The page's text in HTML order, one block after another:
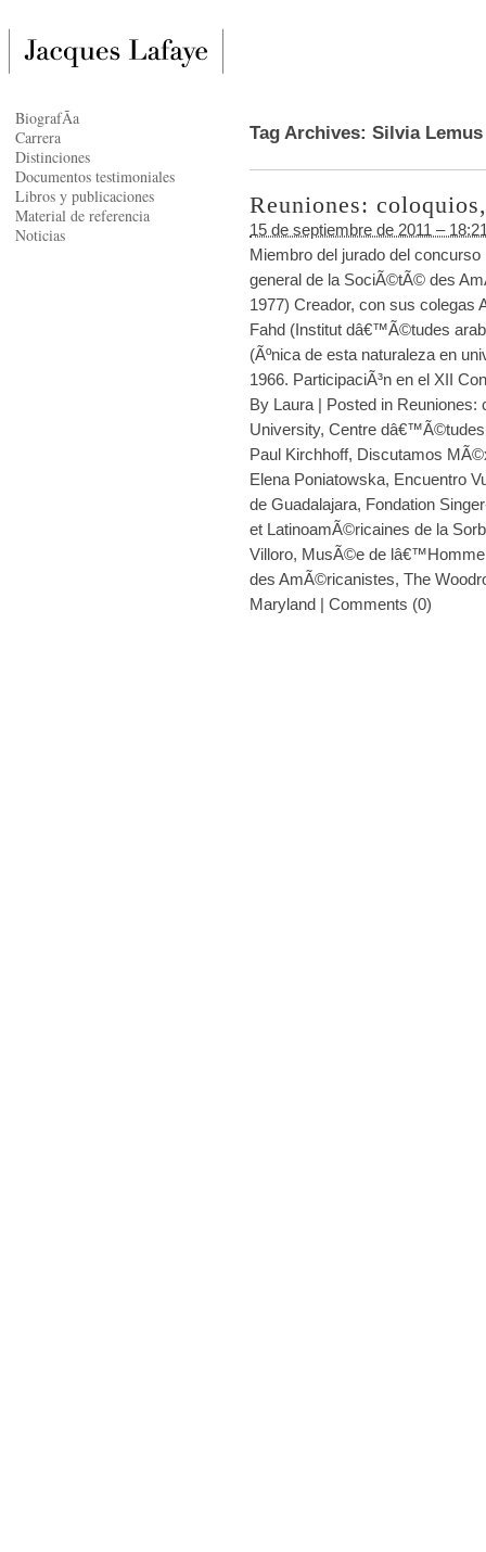
Tag Archives: Silvia Lemus
Reuniones:
15 de septiembre de 2011 –
Miembro del jurado del
general de la SociÃ©tÃ© des
1977) Creador, con sus
Fahd (Institut dâ€™Ã©tudes
(Ãºnica de esta naturaleza en
1966. ParticipaciÃ³n en el XII
By Laura | Posted in Reuniones:
University, Centre
Paul Kirchhoff, Discutamos
Elena Poniatowska, Encuentro
de Guadalajara, Fondation
et LatinoamÃ©ricaines de la
Villoro, MusÃ©e de lâ€™Homme
des AmÃ©ricanistes, The
Maryland | Comments (0)
BiografÃ­a
Carrera
Distinciones
Documentos testimoniales
Libros y publicaciones
Material de referencia
Noticias